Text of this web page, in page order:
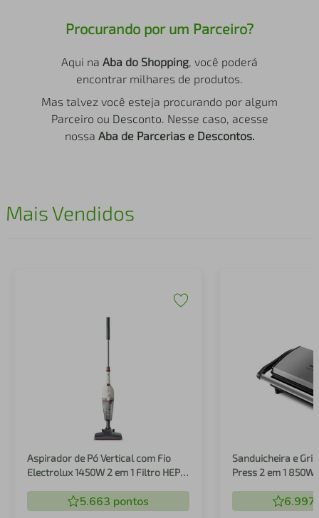
Procurando por um Parceiro?
Aqui na Aba do Shopping, você poderá
encontrar milhares de produtos.
Mas talvez você esteja procurando por algum
Parceiro ou Desconto. Nesse caso, acesse
nossa Aba de Parcerias e Descontos.
Mais Vendidos
Aspirador de Pó Vertical com Fio
Electrolux 1450W 2 em 1 Filtro HEPA
5.663 pontos
Sanduicheira e
Press 2 em 1 850W
6.997